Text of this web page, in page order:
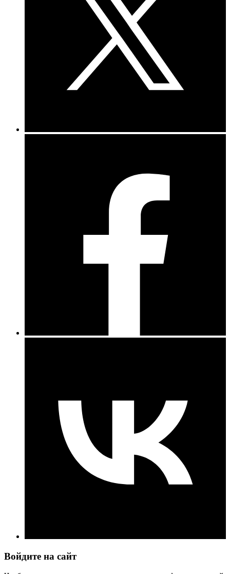
Войдите на сайт